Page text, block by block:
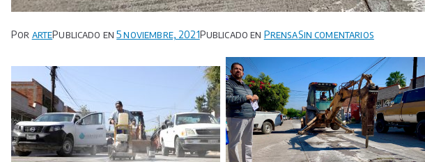
Por artePublicado en5 noviembre, 2021Publicado en PrensaSin comentariosen
Interapas
llamado
ciudadano
con
reposición
de